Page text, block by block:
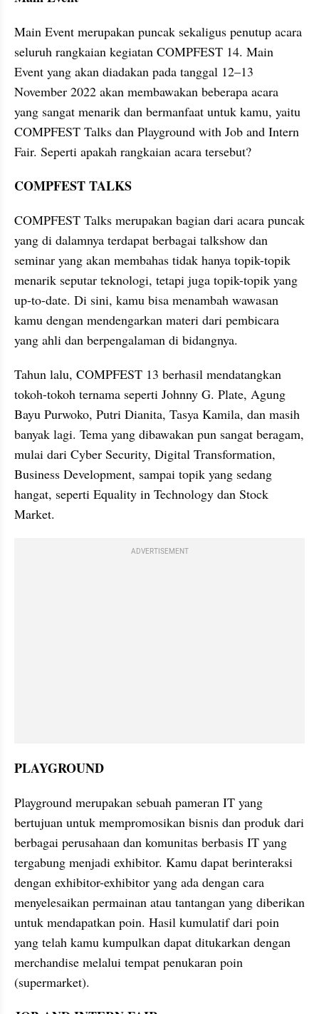
Main Event merupakan puncak sekaligus penutup acara
seluruh rangkaian kegiatan COMPFEST 14. Main
Event yang akan diadakan pada tanggal 12–13
November 2022 akan membawakan beberapa acara
yang sangat menarik dan bermanfaat untuk kamu, yaitu
COMPFEST Talks dan Playground with Job and Intern
Fair. Seperti apakah rangkaian acara tersebut?
COMPFEST TALKS
COMPFEST Talks merupakan bagian dari acara puncak
yang di dalamnya terdapat berbagai talkshow dan
seminar yang akan membahas tidak hanya topik-topik
menarik seputar teknologi, tetapi juga topik-topik yang
up-to-date. Di sini, kamu bisa menambah wawasan
kamu dengan mendengarkan materi dari pembicara
yang ahli dan berpengalaman di bidangnya.
Tahun lalu, COMPFEST 13 berhasil mendatangkan
tokoh-tokoh ternama seperti Johnny G. Plate, Agung
Bayu Purwoko, Putri Dianita, Tasya Kamila, dan masih
banyak lagi. Tema yang dibawakan pun sangat beragam,
mulai dari Cyber Security, Digital Transformation,
Business Development, sampai topik yang sedang
hangat, seperti Equality in Technology dan Stock
Market.
ADVERTISEMENT
PLAYGROUND
Playground merupakan sebuah pameran IT yang
bertujuan untuk mempromosikan bisnis dan produk dari
berbagai perusahaan dan komunitas berbasis IT yang
tergabung menjadi exhibitor. Kamu dapat berinteraksi
dengan exhibitor-exhibitor yang ada dengan cara
menyelesaikan permainan atau tantangan yang diberikan
untuk mendapatkan poin. Hasil kumulatif dari poin
yang telah kamu kumpulkan dapat ditukarkan dengan
merchandise melalui tempat penukaran poin
(supermarket).